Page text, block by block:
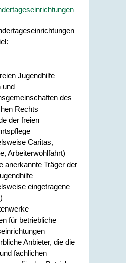
Jugendhilfe
und
des
Rechts
der freien
Caritas,
Arbeiterwohlfahrt)
anerkannte Träger der
eingetragene
für betriebliche
Anbieter, die die
fachlichen